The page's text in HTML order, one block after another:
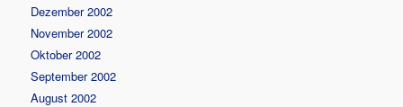
Dezember 2002
November 2002
Oktober 2002
September 2002
August 2002